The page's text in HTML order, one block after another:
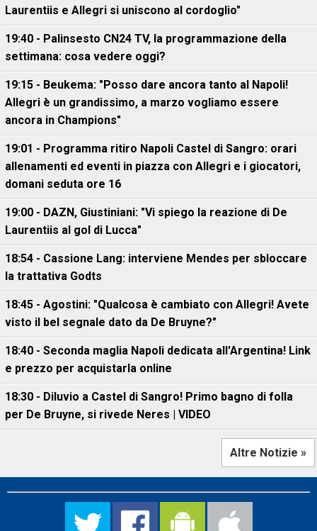
Laurentiis e Allegri si uniscono al cordoglio"
19:40 - Palinsesto CN24 TV, la programmazione della
settimana: cosa vedere oggi?
19:15 - Beukema: "Posso dare ancora tanto al Napoli!
Allegri è un grandissimo, a marzo vogliamo essere
ancora in Champions"
19:01 - Programma ritiro Napoli Castel di Sangro: orari
allenamenti ed eventi in piazza con Allegri e i giocatori,
domani seduta ore 16
19:00 - DAZN, Giustiniani: "Vi spiego la reazione di De
Laurentiis al gol di Lucca"
18:54 - Cassione Lang: interviene Mendes per sbloccare
la trattativa Godts
18:45 - Agostini: "Qualcosa è cambiato con Allegri! Avete
visto il bel segnale dato da De Bruyne?"
18:40 - Seconda maglia Napoli dedicata all'Argentina! Link
e prezzo per acquistarla online
18:30 - Diluvio a Castel di Sangro! Primo bagno di folla
per De Bruyne, si rivede Neres | VIDEO
Altre Notizie »